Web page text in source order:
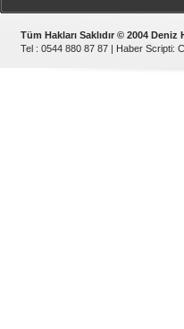
Tüm Hakları Saklıdır © 2004 Deniz
Tel : 0544 880 87 87 | Haber Scripti: